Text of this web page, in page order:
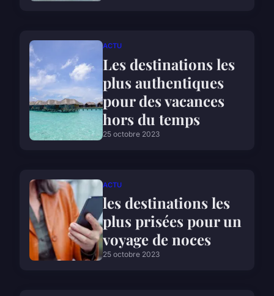
ACTU
Les destinations les
plus authentiques
pour des vacances
hors du temps
25 octobre 2023
ACTU
les destinations les
plus prisées pour un
voyage de noces
25 octobre 2023